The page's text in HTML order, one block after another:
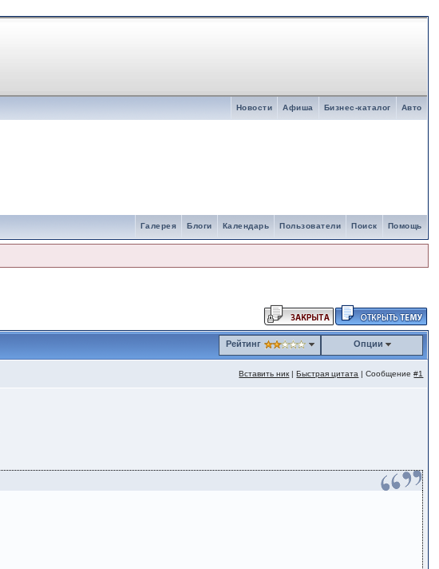
Авто
Бизнес-каталог
Афиша
Новости
Помощь
Поиск
Пользователи
Календарь
Блоги
Галерея
Рейтинг Опции
Вставить ник |Быстрая цитата | Сообщение#1